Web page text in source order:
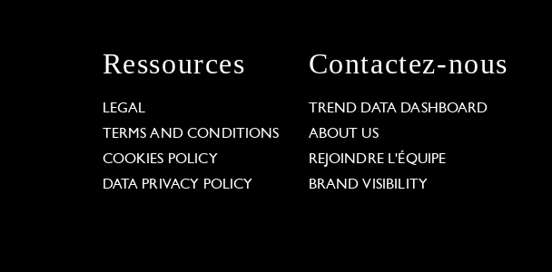
Ressources
LEGAL
TERMS AND CONDITIONS
COOKIES POLICY
DATA PRIVACY POLICY
Contactez-nous
TREND DATA DASHBOARD
ABOUT US
REJOINDRE L'ÉQUIPE
BRAND VISIBILITY